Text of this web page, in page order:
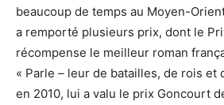
beaucoup de temps au Moyen-
a remporté plusieurs prix, dont le
récompense le meilleur roman
« Parle – leur de batailles, de rois et
en 2010, lui a valu le prix Goncourt